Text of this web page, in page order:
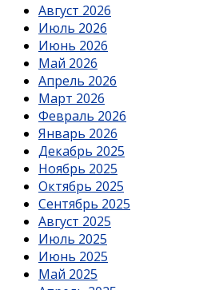
Август 2026
Июль 2026
Июнь 2026
Май 2026
Апрель 2026
Март 2026
Февраль 2026
Январь 2026
Декабрь 2025
Ноябрь 2025
Октябрь 2025
Сентябрь 2025
Август 2025
Июль 2025
Июнь 2025
Май 2025